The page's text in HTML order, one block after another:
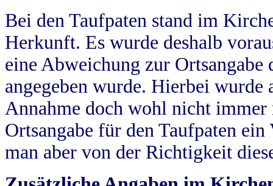
Bei den Taufpaten stand im
Herkunft. Es wurde deshalb
eine Abweichung zur
angegeben wurde. Hierbei wurde
Annahme doch wohl nicht
Ortsangabe für den Taufpaten
man aber von der Richtigkeit